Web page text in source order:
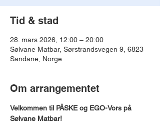
Tid & stad
28. mars 2026, 12:00 – 20:00
Sølvane Matbar, Sørstrandsvegen 9, 6823
Sandane, Norge
Om arrangementet
Velkommen til PÅSKE og EGO-Vors på
Sølvane Matbar!